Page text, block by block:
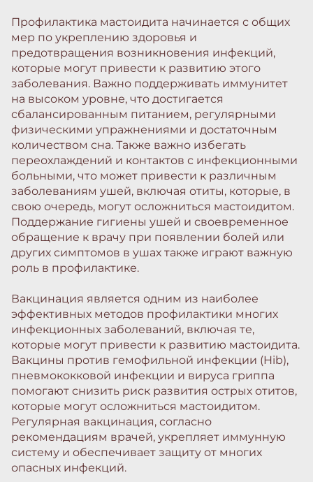
Профилактика мастоидита начинается с общих
мер по укреплению здоровья и
предотвращения возникновения инфекций,
которые могут привести к развитию этого
заболевания. Важно поддерживать иммунитет
на высоком уровне, что достигается
сбалансированным питанием, регулярными
физическими упражнениями и достаточным
количеством сна. Также важно избегать
переохлаждений и контактов с инфекционными
больными, что может привести к различным
заболеваниям ушей, включая отиты, которые, в
свою очередь, могут осложниться мастоидитом.
Поддержание гигиены ушей и своевременное
обращение к врачу при появлении болей или
других симптомов в ушах также играют важную
роль в профилактике.
Вакцинация является одним из наиболее
эффективных методов профилактики многих
инфекционных заболеваний, включая те,
которые могут привести к развитию мастоидита.
Вакцины против гемофильной инфекции (Hib),
пневмококковой инфекции и вируса гриппа
помогают снизить риск развития острых отитов,
которые могут осложниться мастоидитом.
Регулярная вакцинация, согласно
рекомендациям врачей, укрепляет иммунную
систему и обеспечивает защиту от многих
опасных инфекций.